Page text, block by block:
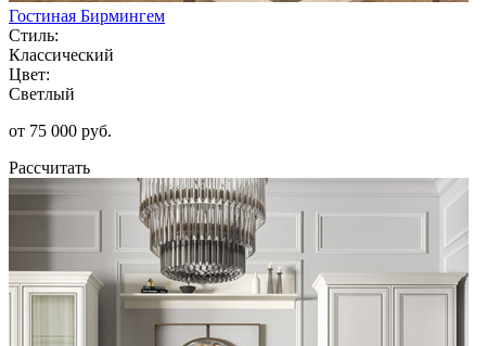
Гостиная Бирмингем
Стиль:
Классический
Цвет:
Светлый
от 75 000 руб.
Рассчитать